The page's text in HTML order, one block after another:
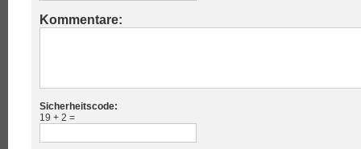
Kommentare:
Sicherheitscode:
19 + 2 =